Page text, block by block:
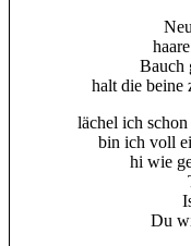
Bauch
halt die beine
lächel ich
bin ich voll
hi wie
Du